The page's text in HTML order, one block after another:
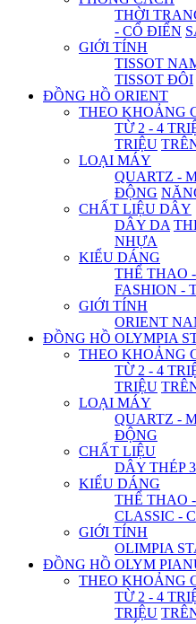
THỜI
- CỔ ĐIỂN
GIỚI TÍNH
TISSOT
TISSOT ĐÔI
ĐỒNG HỒ ORIENT
THEO KHOẢNG
TỪ 2 - 4
TRIỆU
LOẠI MÁY
QUARTZ -
ĐỘNG
CHẤT LIỆU DÂY
DÂY DA
NHỰA
KIỂU DÁNG
THỂ THAO
FASHION -
GIỚI TÍNH
ORIENT
ĐỒNG HỒ OLYMPIA
THEO KHOẢNG
TỪ 2 - 4
TRIỆU
LOẠI MÁY
QUARTZ -
ĐỘNG
CHẤT LIỆU
DÂY THÉP
KIỂU DÁNG
THỂ THAO
CLASSIC -
GIỚI TÍNH
OLIMPIA
ĐỒNG HỒ OLYM
THEO KHOẢNG
TỪ 2 - 4
TRIỆU